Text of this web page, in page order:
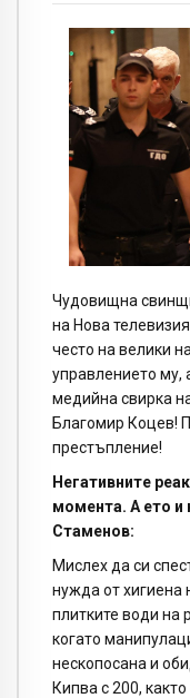
Чудовищна
на Нова
често на велики
управлението му,
медийна свирка
Благомир Коцев!
престъпление!
Негативните
момента. А ето и
Стаменов:
Мислех да си
нужда от хигиена
плитките води на
когато
нескопосана и
Кипва с 200,